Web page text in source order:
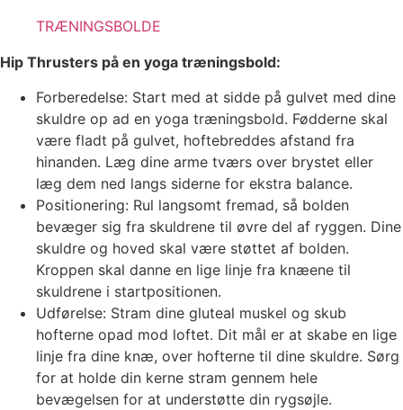
TRÆNINGSBOLDE
Hip Thrusters på en yoga træningsbold:
Forberedelse: Start med at sidde på gulvet med dine
skuldre op ad en yoga træningsbold. Fødderne skal
være fladt på gulvet, hoftebreddes afstand fra
hinanden. Læg dine arme tværs over brystet eller
læg dem ned langs siderne for ekstra balance.
Positionering: Rul langsomt fremad, så bolden
bevæger sig fra skuldrene til øvre del af ryggen. Dine
skuldre og hoved skal være støttet af bolden.
Kroppen skal danne en lige linje fra knæene til
skuldrene i startpositionen.
Udførelse: Stram dine gluteal muskel og skub
hofterne opad mod loftet. Dit mål er at skabe en lige
linje fra dine knæ, over hofterne til dine skuldre. Sørg
for at holde din kerne stram gennem hele
bevægelsen for at understøtte din rygsøjle.